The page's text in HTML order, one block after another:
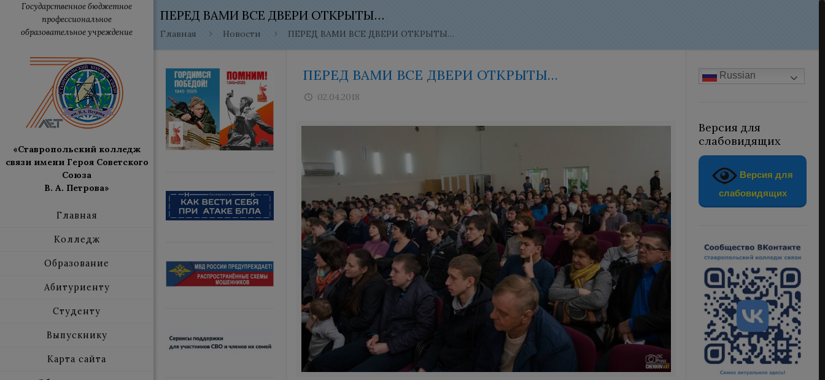
Государственное бюджетное
профессиональное
образовательное учреждение
«Ставропольский колледж
связи имени Героя Советского
Союза
В. А. Петрова»
Главная
Колледж
Образование
Абитуриенту
Студенту
Выпускнику
Карта сайта
ПЕРЕД ВАМИ ВСЕ ДВЕРИ ОТКРЫТЫ…
Главная Новости ПЕРЕД ВАМИ ВСЕ ДВЕРИ ОТКРЫТЫ…
ПЕРЕД ВАМИ ВСЕ ДВЕРИ ОТКРЫТЫ…
02.04.2018
Russian
Версия для
слабовидящих
Версия для
слабовидящих